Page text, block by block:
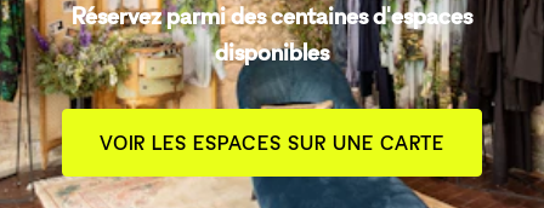
Réservez parmi des centaines d'espaces
disponibles
VOIR LES ESPACES SUR UNE CARTE